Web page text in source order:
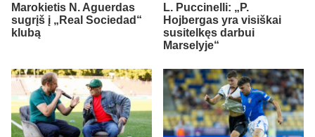
Marokietis N. Aguerdas
sugrįš į „Real Sociedad“
klubą
L. Puccinelli: „P.
Hojbergas yra visiškai
susitelkęs darbui
Marselyje“